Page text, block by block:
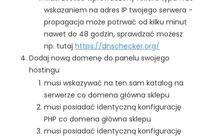
wskazaniem na adres IP twojego serwera -
propagacja może potrwać od kilku minut
nawet do 48 godzin, sprawdzać możesz
np. tutaj https://dnschecker.org/
Dodaj nową domenę do panelu swojego
hostingu
musi wskazywać na ten sam katalog na
serwerze co domena główna sklepu
musi posiadać identyczną konfigurację
PHP co domena główna sklepu
musi posiadać identyczną konfigurację